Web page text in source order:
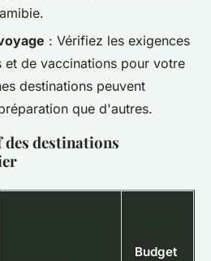
: Vérifiez les exigences
et de vaccinations pour votre
destinations peuvent
que d'autres.
destinations
Budget